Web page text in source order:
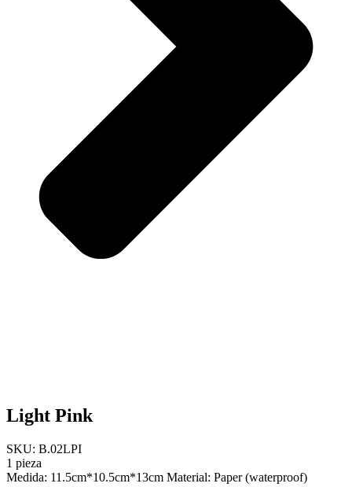
Light Pink
SKU: B.02LPI
1 pieza
Medida: 11.5cm*10.5cm*13cm Material: Paper (waterproof)